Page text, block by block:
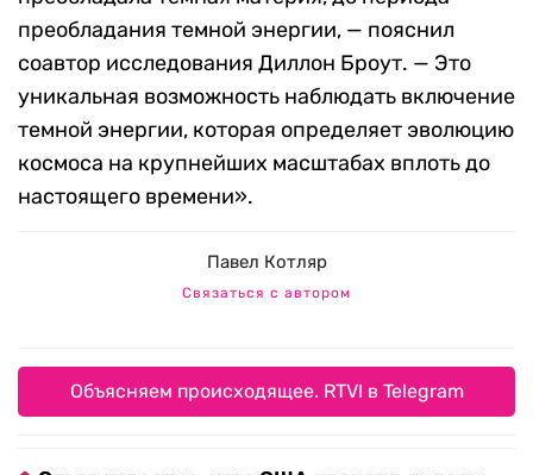
преобладания темной энергии, — пояснил
соавтор исследования Диллон Броут. — Это
уникальная возможность наблюдать включение
темной энергии, которая определяет эволюцию
космоса на крупнейших масштабах вплоть до
настоящего времени».
Павел Котляр
Связаться с автором
Объясняем происходящее. RTVI в Telegram